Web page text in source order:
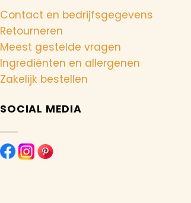
Contact en bedrijfsgegevens
Retourneren
Meest gestelde vragen
Ingrediënten en allergenen
Zakelijk bestellen
SOCIAL MEDIA